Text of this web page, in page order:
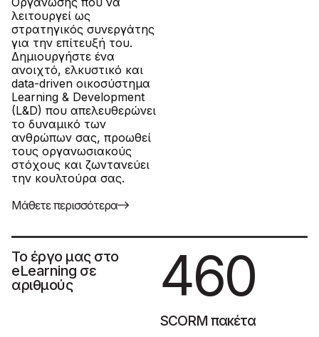
λειτουργεί ως
στρατηγικός συνεργάτης
για την επίτευξή του.
Δημιουργήστε ένα
ανοιχτό, ελκυστικό και
data-driven οικοσύστημα
Learning & Development
(L&D) που απελευθερώνει
το δυναμικό των
ανθρώπων σας, προωθεί
τους οργανωσιακούς
στόχους και ζωντανεύει
την κουλτούρα σας.
Μάθετε περισσότερα
Το έργο μας στο
eLearning σε
αριθμούς
SCORM πακέτα
460